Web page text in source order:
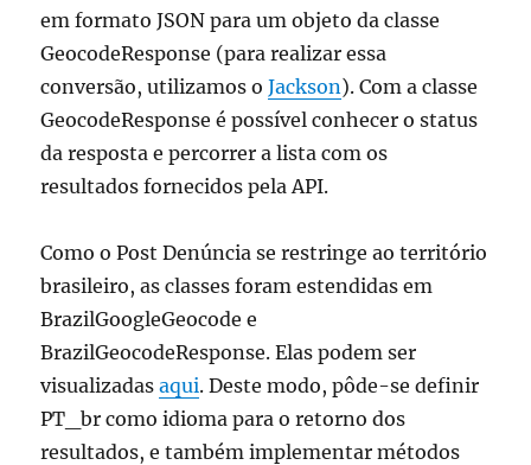
em formato JSON para um objeto da classe
GeocodeResponse (para realizar essa
conversão, utilizamos oJackson). Com a classe
GeocodeResponse é possível conhecer o status
da resposta e percorrer a lista com os
resultados fornecidos pela API.
Como o Post Denúncia se restringe ao território
brasileiro, as classes foram estendidas em
BrazilGoogleGeocode e
BrazilGeocodeResponse. Elas podem ser
visualizadasaqui. Deste modo, pôde-se definir
PT_br como idioma para o retorno dos
resultados, e também implementar métodos